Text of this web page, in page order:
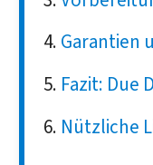
Garantien
Fazit: Due
Nützliche